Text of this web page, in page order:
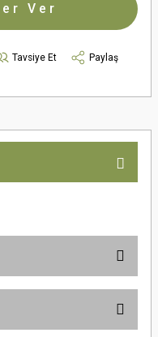
Ver
Tavsiye Et Paylaş